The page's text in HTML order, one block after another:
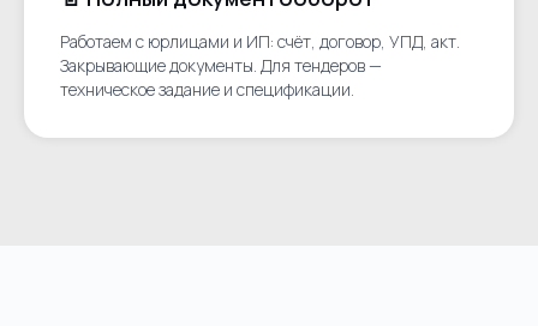
Работаем с юрлицами и ИП: счёт, договор, УПД, акт.
Закрывающие документы. Для тендеров —
техническое задание и спецификации.